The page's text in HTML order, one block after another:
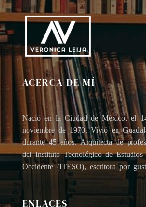
ACERCA DE MÍ
Nació en la Ciudad de México, el
noviembre de 1970. Vivió en
durante 45 años. Arquitecta de
del Instituto Tecnológico de Estudios
Occidente (ITESO), escritora por
ENLACES